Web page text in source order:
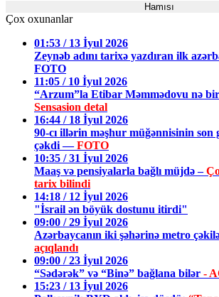
Hamısı
Çox oxunanlar
01:53 / 13 İyul 2026
Zeynəb adını tarixə yazdıran ilk
FOTO
11:05 / 10 İyul 2026
“Arzum”la Etibar Məmmədovu nə
Sensasion detal
16:44 / 18 İyul 2026
90-cı illərin məşhur müğənnisinin
çəkdi —FOTO
10:35 / 31 İyul 2026
Maaş və pensiyalarla bağlı müjdə –
tarix bilindi
14:18 / 12 İyul 2026
"İsrail ən böyük dostunu itirdi"
09:00 / 29 İyul 2026
Azərbaycanın iki şəhərinə metro
açıqlandı
09:00 / 23 İyul 2026
“Sədərək” və “Binə” bağlana bilər -
15:23 / 13 İyul 2026